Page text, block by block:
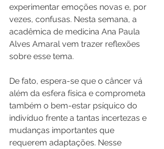
experimentar emoções novas e, por
vezes, confusas. Nesta semana, a
acadêmica de medicina Ana Paula
Alves Amaral vem trazer reflexões
sobre esse tema.
De fato, espera-se que o câncer vá
além da esfera física e comprometa
também o bem-estar psíquico do
indivíduo frente a tantas incertezas e
mudanças importantes que
requerem adaptações. Nesse